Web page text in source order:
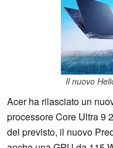
Il nuovo
Acer ha rilasciato un
processore Core Ultra 9
del previsto, il nuovo